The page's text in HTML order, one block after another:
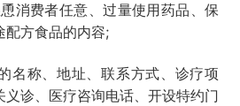
消费者任意、过量使用药品、保
配方食品的内容;
名称、地址、联系方式、诊疗项
义诊、医疗咨询电话、开设特约门